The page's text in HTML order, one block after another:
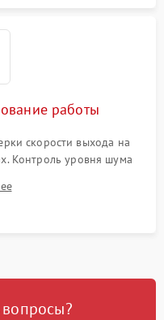
работы
скорости выхода на
Контроль уровня шума
стенок и корректного
оттайки.
вопросы?